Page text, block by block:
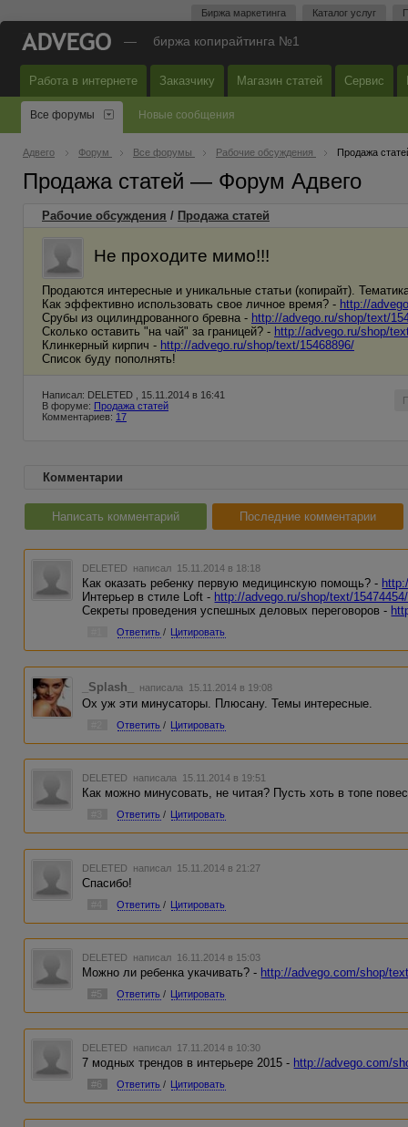
Биржа маркетинга Каталог услуг
— биржа копирайтинга №1
Работа в интернете Заказчику Магазин статей Сервис
Все форумы Новые сообщения
Адвего Форум Все форумы Рабочие обсуждения Продажа
Продажа статей — Форум Адвего
Рабочие обсуждения / Продажа статей
Не проходите мимо!!!
Продаются интересные и уникальные статьи (копирайт).
Как эффективно использовать свое личное время? - http://
Срубы из оцилиндрованного бревна - http://advego.ru/shop/text/
Сколько оставить "на чай" за границей? - http://advego.ru/shop/
Клинкерный кирпич - http://advego.ru/shop/text/15468896/
Список буду пополнять!
Написал: DELETED , 15.11.2014 в 16:41
В форуме: Продажа статей
Комментариев: 17
Комментарии
Написать комментарий Последние комментарии
DELETED написал 15.11.2014 в 18:18
Как оказать ребенку первую медицинскую помощь? -
Интерьер в стиле Loft - http://advego.ru/shop/text/15474454/
Секреты проведения успешных деловых переговоров -
Ответить / Цитировать
_Splash_ написала 15.11.2014 в 19:08
Ох уж эти минусаторы. Плюсану. Темы интересные.
Ответить / Цитировать
DELETED написала 15.11.2014 в 19:51
Как можно минусовать, не читая? Пусть хоть в топе
Ответить / Цитировать
DELETED написал 15.11.2014 в 21:27
Спасибо!
Ответить / Цитировать
DELETED написал 16.11.2014 в 15:03
Можно ли ребенка укачивать? - http://advego.com/shop/
#5 Ответить / Цитировать
DELETED написал 17.11.2014 в 10:30
7 модных трендов в интерьере 2015 - http://advego.com/
#6 Ответить / Цитировать